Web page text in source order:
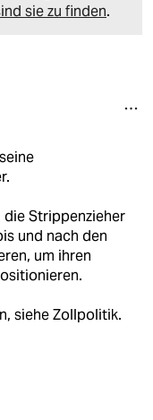
sie zu finden.
die Strippenzieher
und nach den
um ihren
siehe Zollpolitik.